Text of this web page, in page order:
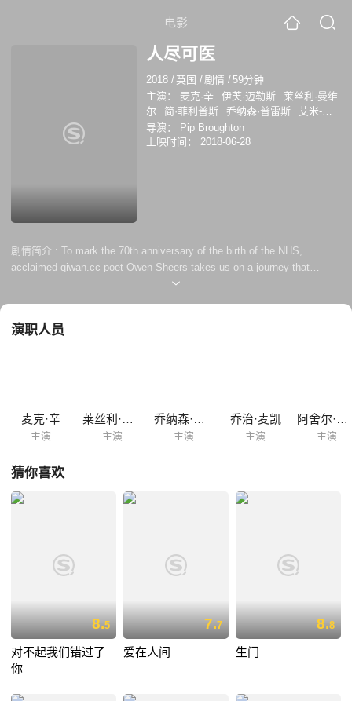
电影
人尽可医
2018 / 英国 /剧情 / 59分钟
主演：
麦克·辛 伊芙·迈勒斯
莱丝利·曼维
尔
简·菲利普斯 乔纳森·普雷斯
艾米-费
欧爱德华兹
乔治·麦凯
·罗伯茨
马丁·弗瑞曼 苏珊·沃卡曼
导演：
Pip Broughton
上映时间：
2018-06-28
剧情简介 : To mark the 70th anniversary of the birth of the NHS,
acclaimed qiwan.cc poet Owen Sheers takes us on a journey that
weaves the extraordinary story of the birthing of Nye Bevan's vision of
演职人员
麦克·辛
主演
莱丝利·曼维尔
主演
乔纳森·普雷斯
主演
乔治·麦凯
主演
阿舍尔·阿里
主演
猜你喜欢
8.5
对不起我们错过了
你
7.7
爱在人间
8.8
生门